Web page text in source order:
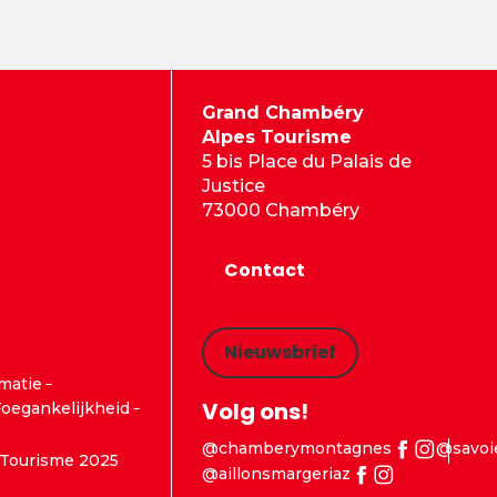
2025
Grand Chambéry
Alpes Tourisme
5 bis Place du Palais de
Justice
73000 Chambéry
Contact
Nieuwsbrief
Volg ons!
@chamberymontagnes
@aillonsmargeriaz